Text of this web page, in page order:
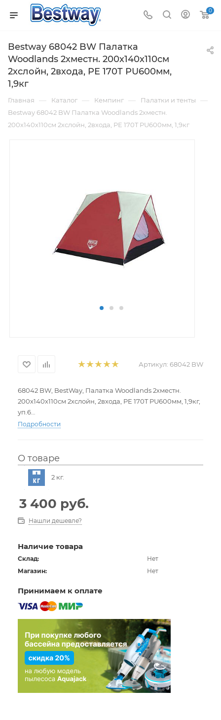
0
Bestway 68042 BW Палатка
Woodlands 2хместн. 200х140х110см
2хслойн, 2входа, PE 170T PU600мм,
1,9кг
Главная — Каталог — Кемпинг — Палатки и тенты —
Bestway 68042 BW Палатка Woodlands 2хместн.
200х140х110см 2хслойн, 2входа, PE 170T PU600мм, 1,9кг
Артикул: 68042 BW
68042 BW, BestWay, Палатка Woodlands 2хместн.
200х140х110см 2хслойн, 2входа, PE 170T PU600мм, 1,9кг,
уп.6
* Плотная дверь с антимоскитной сеткой и окна
* Ткань: полиэстер 170T с покрытием PU600mm
* Пол: 110 г/м2 ПЭ
* Вес изделия: 1,9 кг (4,2 фунта)
* Внутренний карман для хранения личных вещей
* Съемная крыша пригодится как в жаркий, так и в
дождливый сезон
Подробности
О товаре
2 кг.
3 400 руб.
Нашли дешевле?
Наличие товара
Склад:
Нет
Магазин:
Нет
Принимаем к оплате